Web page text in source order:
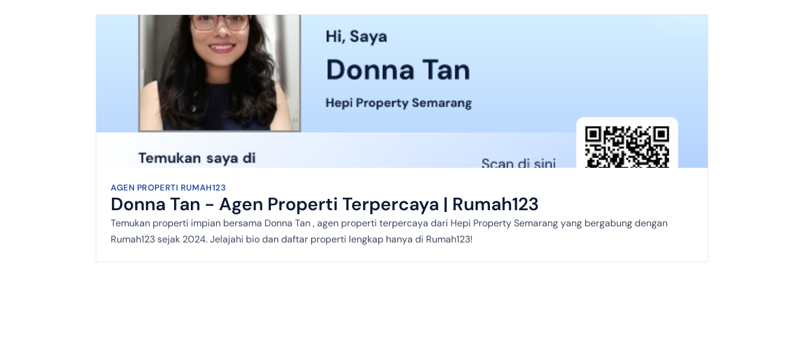
AGEN PROPERTI RUMAH123
Donna Tan - Agen Properti Terpercaya | Rumah123
Temukan properti impian bersama Donna Tan , agen properti terpercaya dari Hepi Property Semarang yang bergabung dengan
Rumah123 sejak 2024. Jelajahi bio dan daftar properti lengkap hanya di Rumah123!